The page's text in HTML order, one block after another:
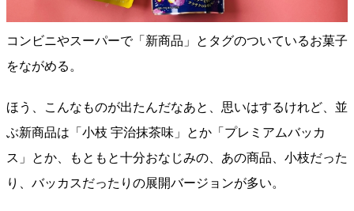
コンビニやスーパーで「新商品」とタグのついているお菓子
をながめる。
ほう、こんなものが出たんだなあと、思いはするけれど、並
ぶ新商品は「小枝 宇治抹茶味」とか「プレミアムバッカ
ス」とか、もともと十分おなじみの、あの商品、小枝だった
り、バッカスだったりの展開バージョンが多い。